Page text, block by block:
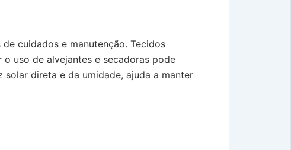
cuidados e manutenção. Tecidos
uso de alvejantes e secadoras pode
direta e da umidade, ajuda a manter